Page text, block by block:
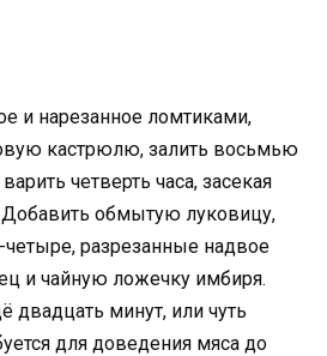
и нарезанное ломтиками,
кастрюлю, залить восьмью
четверть часа, засекая
Добавить обмытую луковицу,
разрезанные надвое
и чайную ложечку имбиря.
двадцать минут, или чуть
для доведения мяса до